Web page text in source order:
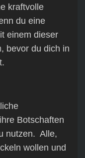
kraftvolle
du eine
einem dieser
bevor du dich in
Botschaften
nutzen. Alle,
wollen und